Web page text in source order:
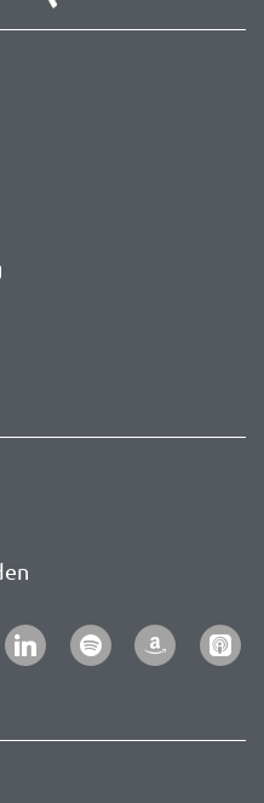
linkedinspotifyamazonapple-